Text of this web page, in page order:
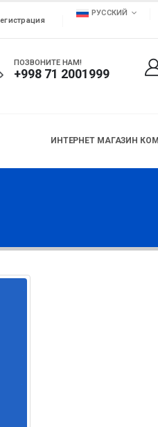
РУССКИЙ
ПОЗВОНИТЕ НАМ!
+998 71 2001999
ИНТЕРНЕТ МАГАЗИН